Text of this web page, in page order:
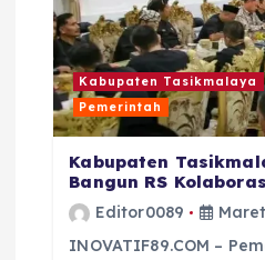
Kabupaten Tasikmalaya
Pemerintah
Kabupaten
Bangun RS
Editor0089
INOVATIF89.COM –